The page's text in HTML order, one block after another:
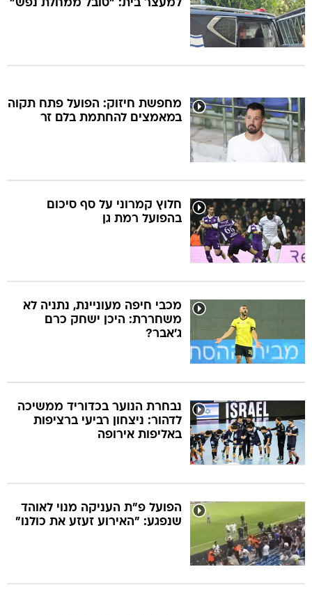
למעצר בית: "סובל ממחלת נפש"
מחפשת חיזוק: הפועל פתח תקוה
במאמצים להחתמת בלם זר
חלוץ קמרוני על סף סיכום
בהפועל רמת גן
מכבי חיפה מעוניינת, נתניה לא
משחררת: היכן ישחק כרם
ג'אבר?
נבחרת הנוער בכדוריד ממשיכה
לדהור: ניצחון רביעי ברציפות
באליפות אירופה
הפועל פ"ת העניקה מנוי לאוהד
שנפגע: "האירוע זעזע את כולנו"